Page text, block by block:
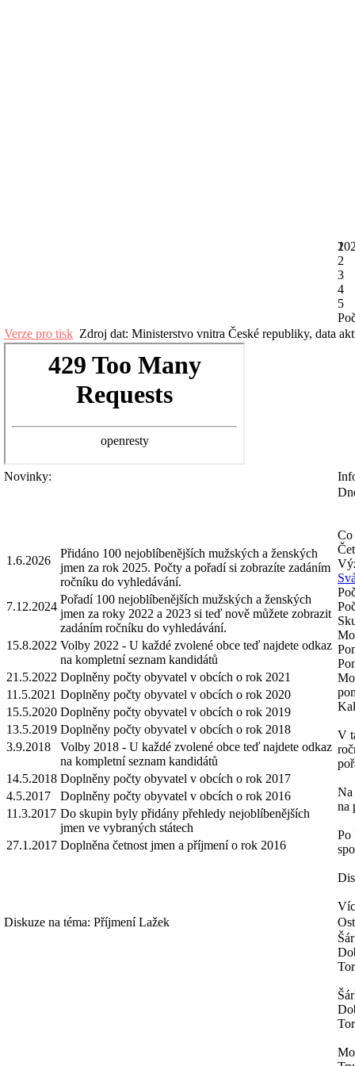
1
2
3
4
5
Verze pro tisk Zdroj dat: Ministerstvo vnitra České republiky, data
Novinky:
1.6.2026
Přidáno 100 nejoblíbenějších mužských a ženských
jmen za rok 2025. Počty a pořadí si zobrazíte zadáním
ročníku do vyhledávání.
7.12.2024
Pořadí 100 nejoblíbenějších mužských a ženských
jmen za roky 2022 a 2023 si teď nově můžete zobrazit
zadáním ročníku do vyhledávání.
15.8.2022 Volby 2022 - U každé zvolené obce teď najdete odkaz
na kompletní seznam kandidátů
21.5.2022 Doplněny počty obyvatel v obcích o rok 2021
11.5.2021 Doplněny počty obyvatel v obcích o rok 2020
15.5.2020 Doplněny počty obyvatel v obcích o rok 2019
13.5.2019 Doplněny počty obyvatel v obcích o rok 2018
3.9.2018
Volby 2018 - U každé zvolené obce teď najdete odkaz
na kompletní seznam kandidátů
14.5.2018 Doplněny počty obyvatel v obcích o rok 2017
4.5.2017
Doplněny počty obyvatel v obcích o rok 2016
11.3.2017 Do skupin byly přidány přehledy nejoblíbenějších
jmen ve vybraných státech
27.1.2017 Doplněna četnost jmen a příjmení o rok 2016
Co
V
Na
na
Po
Diskuze na téma: Příjmení Lažek